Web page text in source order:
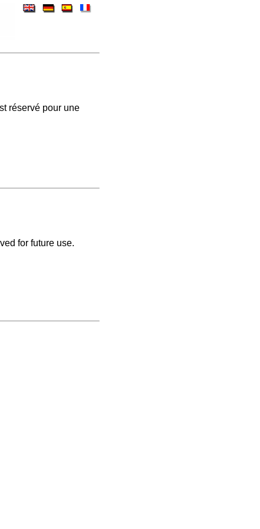
réservé pour une
for future use.